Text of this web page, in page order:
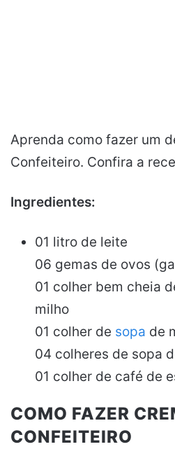
Aprenda como fazer um
Confeiteiro. Confira a
Ingredientes:
01 litro de leite
06 gemas de ovos
01 colher bem cheia
milho
01 colher de sopa de
04 colheres de sopa
01 colher de café de
COMO FAZER
CONFEITEIRO